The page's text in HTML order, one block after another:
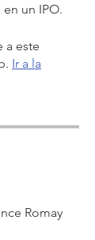
un IPO.
a este
Ir a la
Romay